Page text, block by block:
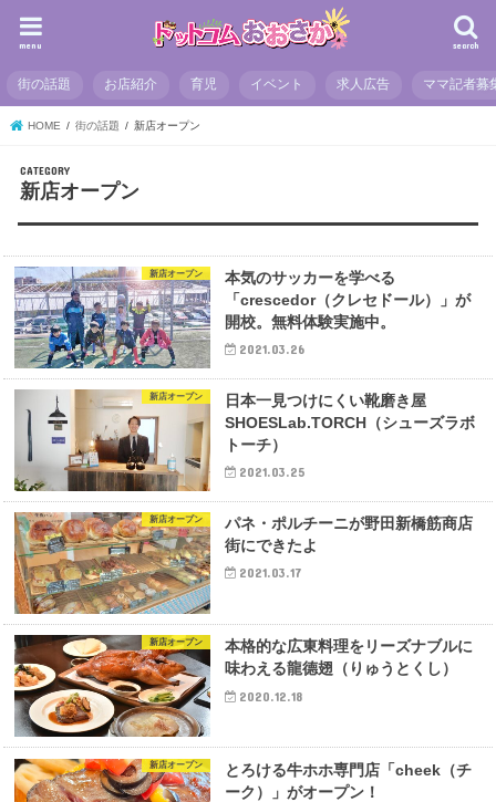
search
menu
街の話題 お店紹介 育児 イベント 求人広告 ママ記者募
HOME 街の話題 新店オープン
新店オープン
新店オープン
本気のサッカーを学べる
「crescedor（クレセドール）」が
開校。無料体験実施中。
2021.03.26
新店オープン
日本一見つけにくい靴磨き屋
SHOESLab.TORCH（シューズラボ
トーチ）
2021.03.25
新店オープン
パネ・ポルチーニが野田新橋筋商店
街にできたよ
2021.03.17
新店オープン
本格的な広東料理をリーズナブルに
味わえる龍德翅（りゅうとくし）
2020.12.18
新店オープン
とろける牛ホホ専門店「cheek（チ
ーク）」がオープン！